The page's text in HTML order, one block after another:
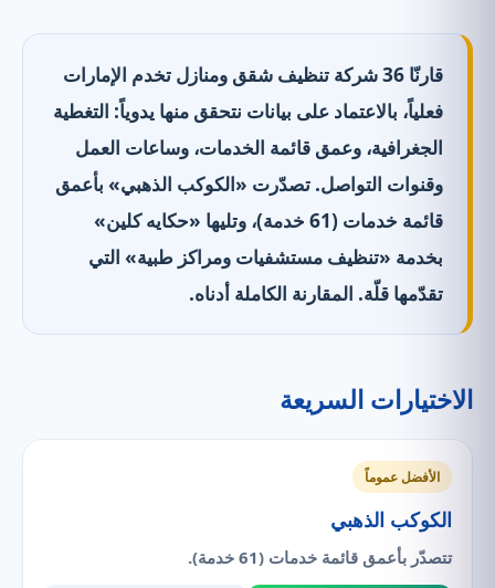
قارنّا 36 شركة تنظيف شقق ومنازل تخدم الإمارات
فعلياً، بالاعتماد على بيانات نتحقق منها يدوياً: التغطية
الجغرافية، وعمق قائمة الخدمات، وساعات العمل
وقنوات التواصل. تصدّرت «الكوكب الذهبي» بأعمق
قائمة خدمات (61 خدمة)، وتليها «حكايه كلين»
بخدمة «تنظيف مستشفيات ومراكز طبية» التي
تقدّمها قلّة. المقارنة الكاملة أدناه.
الاختيارات السريعة
الأفضل عموماً
الكوكب الذهبي
تتصدّر بأعمق قائمة خدمات (61 خدمة).